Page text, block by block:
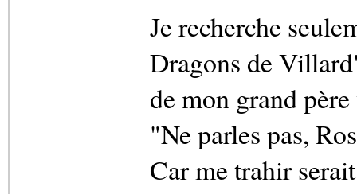
Je recherche
Dragons de
de mon grand
"Ne parles pas,
Car me trahir